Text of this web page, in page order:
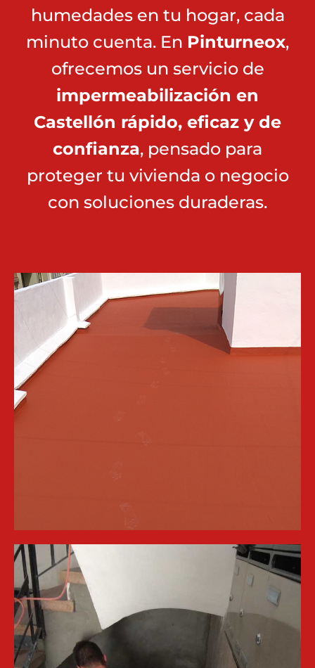
humedades en tu hogar, cada
minuto cuenta. En Pinturneox,
ofrecemos un servicio de
impermeabilización en
Castellón rápido, eficaz y de
confianza, pensado para
proteger tu vivienda o negocio
con soluciones duraderas.